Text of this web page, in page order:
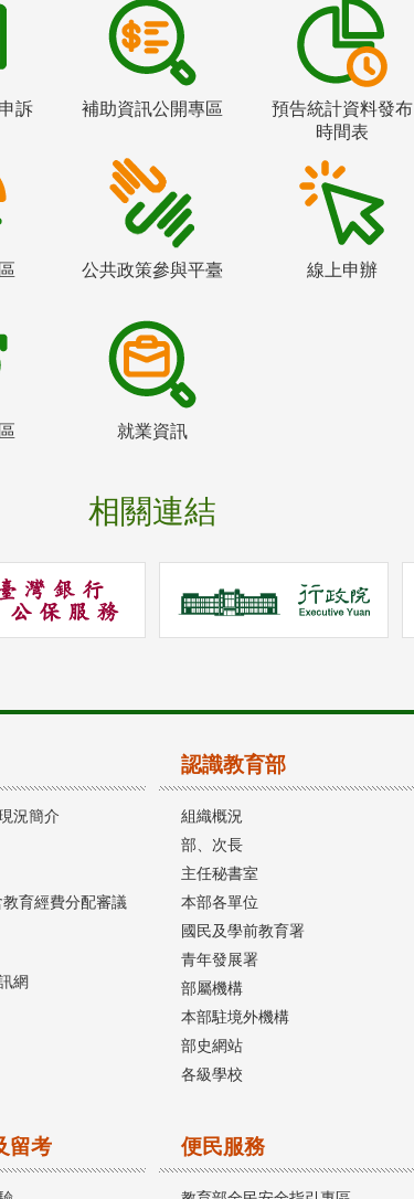
訴 補助資訊公開專區
預告統計資料發布
時間表
公共政策參與平臺 線上申辦
就業資訊
相關連結
況簡介
育經費分配審議
網
認識教育部
組織概況
部、次長
主任秘書室
本部各單位
國民及學前教育署
青年發展署
部屬機構
本部駐境外機構
部史網站
各級學校
留考 便民服務